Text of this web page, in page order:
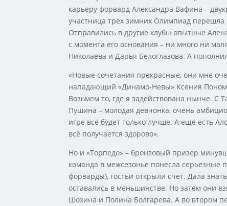
карьеру форвард Александра Вафина –
участница трех зимних Олимпиад перешла
Отправились в другие клубы опытные
с момента его основания – ни много ни
Николаева и Дарья Белоглазова. А
«Новые сочетания прекрасные, они мне
нападающий «Динамо-Невы» Ксения
Возьмем то, где я задействована нынче. С
Пушина – молодая девчонка, очень
игре всё будет только лучше. А ещё есть
всё получается здорово».
Но и «Торпедо» – бронзовый призер
команда в межсезонье понесла серьезные
форварды), гостьи открыли счет. Дала
оставались в меньшинстве. Но затем они
Шохина и Полина Болгарева. А во втором